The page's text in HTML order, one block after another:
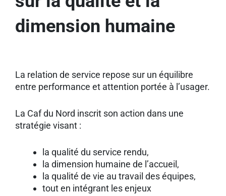
dimension humaine
La relation de service repose sur un équilibre
entre performance et attention portée à l’usager.
La Caf du Nord inscrit son action dans une
stratégie visant :
la qualité du service rendu,
la dimension humaine de l’accueil,
la qualité de vie au travail des équipes,
tout en intégrant les enjeux